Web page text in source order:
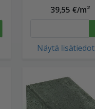
39,55 €/m²
Näytä lisätiedot